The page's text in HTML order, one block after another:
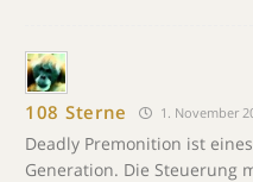
108 Sterne 1. November
Deadly Premonition ist
Generation. Die Steuerung